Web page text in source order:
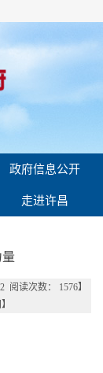
政府信息公开
走进许昌
阅读次数： 1576】
】